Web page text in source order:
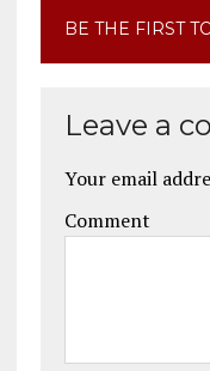
BE THE FIRST
Leave a
Your email
Comment